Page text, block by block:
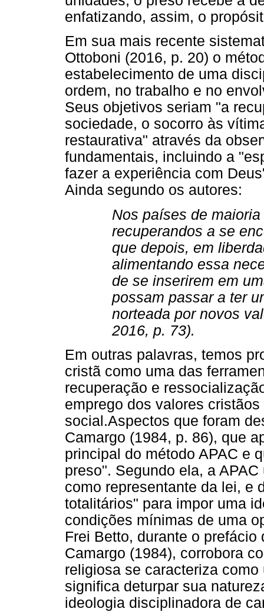
enfatizando, assim, o
Em sua mais recente
Ottoboni (2016, p. 20) o
estabelecimento de uma
ordem, no trabalho e no
Seus objetivos seriam "a
sociedade, o socorro às
restaurativa" através da
fundamentais, incluindo a
fazer a experiência com
Ainda segundo os autores:
Nos países de
recuperandos a se
que depois, em
alimentando essa
de se inserirem em
possam passar a ter
norteada por novos
2016, p. 73).
Em outras palavras, temos
cristã como uma das
recuperação e
emprego dos valores
social.Aspectos que foram
Camargo (1984, p. 86), que
principal do método APAC e
preso". Segundo ela, a
como representante da lei, e
totalitários" para impor uma
condições mínimas de uma
Frei Betto, durante o
Camargo (1984), corrobora
religiosa se caracteriza
significa deturpar sua
ideologia disciplinadora de